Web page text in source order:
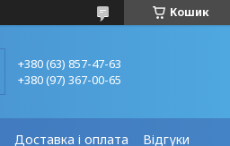
Кошик
+380 (63) 857-47-63
+380 (97) 367-00-65
Доставка і оплата Відгуки